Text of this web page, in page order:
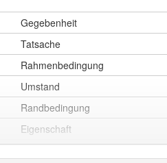
Gegebenheit
Tatsache
Rahmenbedingung
Umstand
Randbedingung
Eigenschaft